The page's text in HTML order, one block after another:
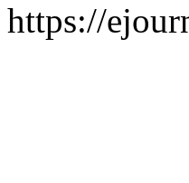
https://